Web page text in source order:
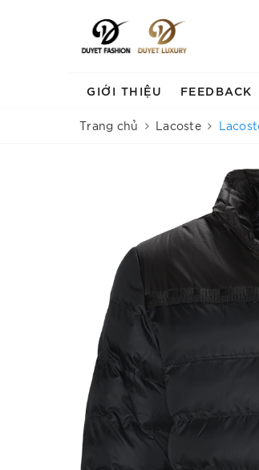
GIỚI THIỆU FEEDBACK
Trang chủ Lacoste